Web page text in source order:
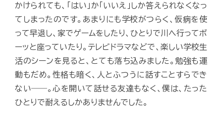
かけられても、「はい」か「いいえ」しか答えられなくなっ
てしまったのです。あまりにも学校がつらく、仮病を使
って早退し、家でゲームをしたり、ひとりで川へ行ってボ
ーッと座っていたり。テレビドラマなどで、楽しい学校生
活のシーンを見ると、とても落ち込みました。勉強も運
動もだめ。性格も暗く、人とふつうに話すことすらでき
ない――。心を開いて話せる友達もなく、僕は、たった
ひとりで耐えるしかありませんでした。